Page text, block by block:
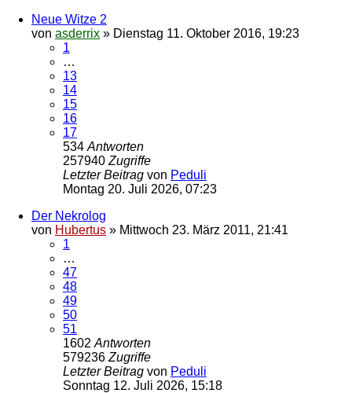
Neue Witze 2
von asderrix » Dienstag 11. Oktober 2016, 19:23
1
…
13
14
15
16
17
534 Antworten
257940 Zugriffe
Letzter Beitrag von Peduli
Montag 20. Juli 2026, 07:23
Der Nekrolog
von Hubertus » Mittwoch 23. März 2011, 21:41
1
…
47
48
49
50
51
1602 Antworten
579236 Zugriffe
Letzter Beitrag von Peduli
Sonntag 12. Juli 2026, 15:18